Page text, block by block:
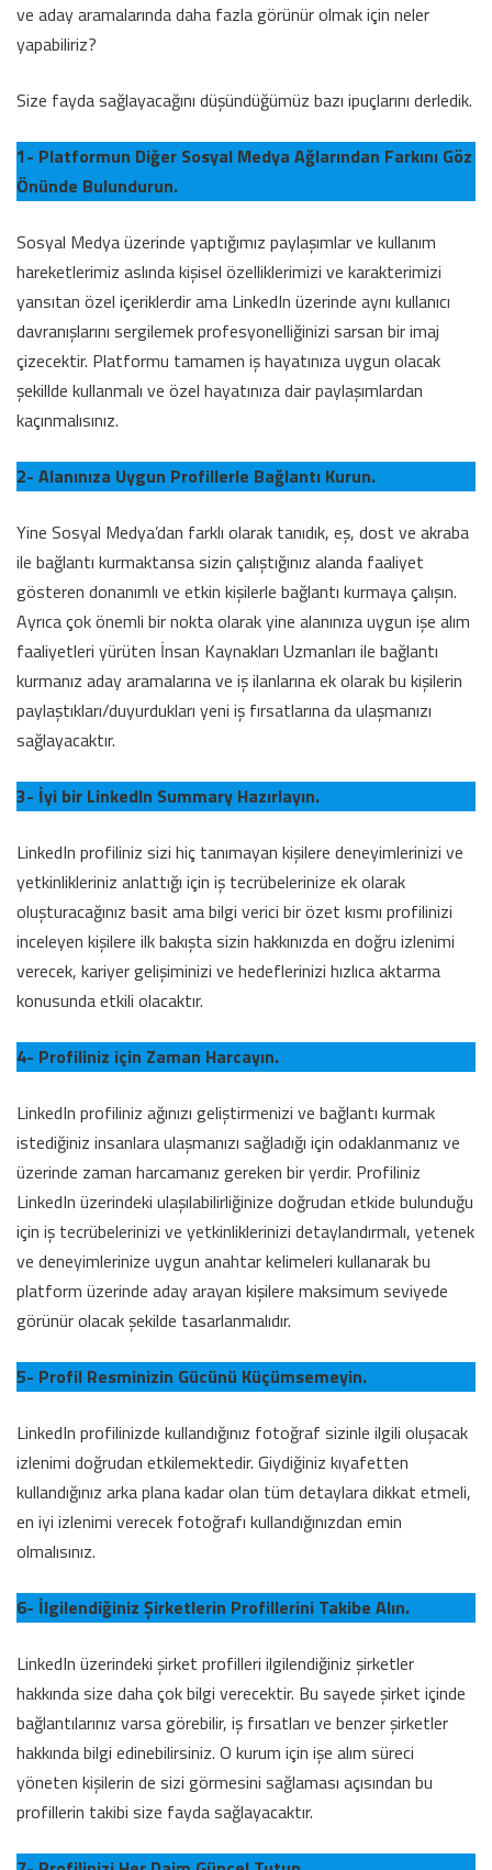
ve aday aramalarında daha fazla görünür olmak için neler
yapabiliriz?
Size fayda sağlayacağını düşündüğümüz bazı ipuçlarını derledik.
1- Platformun Diğer Sosyal Medya Ağlarından Farkını Göz
Önünde Bulundurun.
Sosyal Medya üzerinde yaptığımız paylaşımlar ve kullanım
hareketlerimiz aslında kişisel özelliklerimizi ve karakterimizi
yansıtan özel içeriklerdir ama LinkedIn üzerinde aynı kullanıcı
davranışlarını sergilemek profesyonelliğinizi sarsan bir imaj
çizecektir. Platformu tamamen iş hayatınıza uygun olacak
şekillde kullanmalı ve özel hayatınıza dair paylaşımlardan
kaçınmalısınız.
2- Alanınıza Uygun Profillerle Bağlantı Kurun.
Yine Sosyal Medya’dan farklı olarak tanıdık, eş, dost ve akraba
ile bağlantı kurmaktansa sizin çalıştığınız alanda faaliyet
gösteren donanımlı ve etkin kişilerle bağlantı kurmaya çalışın.
Ayrıca çok önemli bir nokta olarak yine alanınıza uygun işe alım
faaliyetleri yürüten İnsan Kaynakları Uzmanları ile bağlantı
kurmanız aday aramalarına ve iş ilanlarına ek olarak bu kişilerin
paylaştıkları/duyurdukları yeni iş fırsatlarına da ulaşmanızı
sağlayacaktır.
3- İyi bir LinkedIn Summary Hazırlayın.
LinkedIn profiliniz sizi hiç tanımayan kişilere deneyimlerinizi ve
yetkinlikleriniz anlattığı için iş tecrübelerinize ek olarak
oluşturacağınız basit ama bilgi verici bir özet kısmı profilinizi
inceleyen kişilere ilk bakışta sizin hakkınızda en doğru izlenimi
verecek, kariyer gelişiminizi ve hedeflerinizi hızlıca aktarma
konusunda etkili olacaktır.
4- Profiliniz için Zaman Harcayın.
LinkedIn profiliniz ağınızı geliştirmenizi ve bağlantı kurmak
istediğiniz insanlara ulaşmanızı sağladığı için odaklanmanız ve
üzerinde zaman harcamanız gereken bir yerdir. Profiliniz
LinkedIn üzerindeki ulaşılabilirliğinize doğrudan etkide bulunduğu
için iş tecrübelerinizi ve yetkinliklerinizi detaylandırmalı, yetenek
ve deneyimlerinize uygun anahtar kelimeleri kullanarak bu
platform üzerinde aday arayan kişilere maksimum seviyede
görünür olacak şekilde tasarlanmalıdır.
5- Profil Resminizin Gücünü Küçümsemeyin.
LinkedIn profilinizde kullandığınız fotoğraf sizinle ilgili oluşacak
izlenimi doğrudan etkilemektedir. Giydiğiniz kıyafetten
kullandığınız arka plana kadar olan tüm detaylara dikkat etmeli,
en iyi izlenimi verecek fotoğrafı kullandığınızdan emin
olmalısınız.
6- İlgilendiğiniz Şirketlerin Profillerini Takibe Alın.
LinkedIn üzerindeki şirket profilleri ilgilendiğiniz şirketler
hakkında size daha çok bilgi verecektir. Bu sayede şirket içinde
bağlantılarınız varsa görebilir, iş fırsatları ve benzer şirketler
hakkında bilgi edinebilirsiniz. O kurum için işe alım süreci
yöneten kişilerin de sizi görmesini sağlaması açısından bu
profillerin takibi size fayda sağlayacaktır.